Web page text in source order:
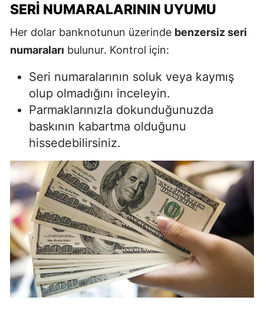
SERI NUMARALARININ UYUMU
Her dolar banknotunun üzerinde benzersiz seri
numaraları bulunur. Kontrol için:
Seri numaralarının soluk veya kaymış
olup olmadığını inceleyin.
Parmaklarınızla dokunduğunuzda
baskının kabartma olduğunu
hissedebilirsiniz.